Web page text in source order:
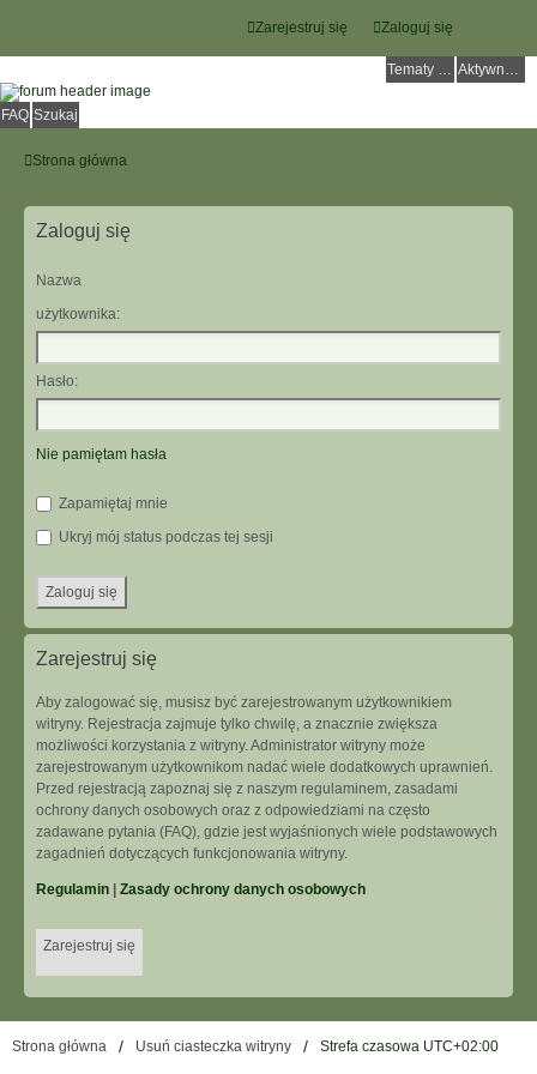
Zaloguj się
Zarejestruj się
Tematy bez odpowiedzi Aktywne tematy
FAQ Szukaj
Strona główna
Zaloguj się
Nazwa
użytkownika:
Hasło:
Nie pamiętam hasła
Zapamiętaj mnie
Ukryj mój status podczas tej sesji
Zarejestruj się
Aby zalogować się, musisz być zarejestrowanym użytkownikiem
witryny. Rejestracja zajmuje tylko chwilę, a znacznie zwiększa
możliwości korzystania z witryny. Administrator witryny może
zarejestrowanym użytkownikom nadać wiele dodatkowych uprawnień.
Przed rejestracją zapoznaj się z naszym regulaminem, zasadami
ochrony danych osobowych oraz z odpowiedziami na często
zadawane pytania (FAQ), gdzie jest wyjaśnionych wiele podstawowych
zagadnień dotyczących funkcjonowania witryny.
Regulamin Zasady ochrony danych osobowych
Zarejestruj się
Strona główna Usuń ciasteczka witryny Strefa czasowa UTC+02:00